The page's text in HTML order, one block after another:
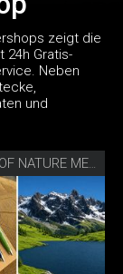
zeigt die
24h Gratis-
Neben
und
COLOURS OF NATURE MESSERSET